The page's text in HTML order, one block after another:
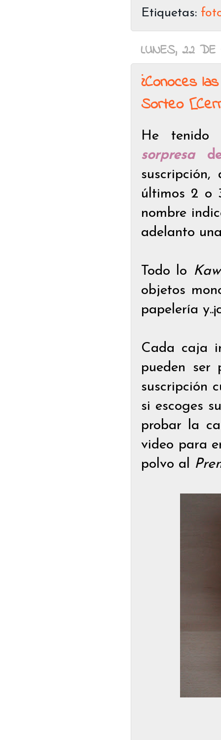
Etiquetas:
LUNES, 22
¿Conoces
Sorteo
He
sorpresa
últimos 2 o
nombre
adelanto
Todo lo
objetos
papelería
Cada caja
pueden ser
suscripción
si escoges
probar la
video para
polvo al